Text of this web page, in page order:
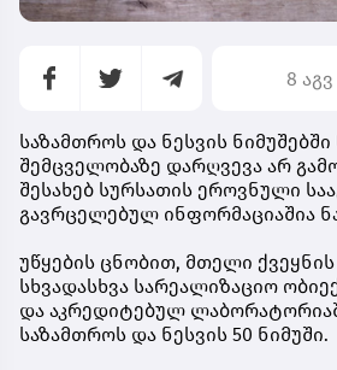
8 აგვ
საზამთროს და ნესვის
შემცველობაზე დარღვევა არ
შესახებ სურსათის ეროვნული
გავრცელებულ ინფორმაციაშია
უწყების ცნობით, მთელი
სხვადასხვა სარეალიზაციო
და აკრედიტებულ
საზამთროს და ნესვის 50 ნიმუში.